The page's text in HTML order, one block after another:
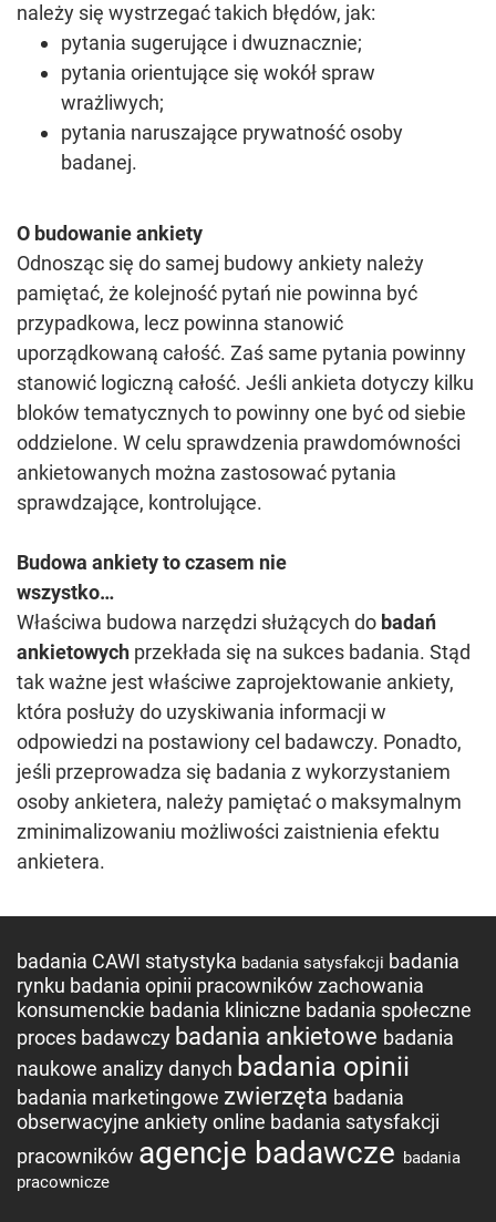
należy się wystrzegać takich błędów, jak:
pytania sugerujące i dwuznacznie;
pytania orientujące się wokół spraw
wrażliwych;
pytania naruszające prywatność osoby
badanej.
O budowanie ankiety
Odnosząc się do samej budowy ankiety należy
pamiętać, że kolejność pytań nie powinna być
przypadkowa, lecz powinna stanowić
uporządkowaną całość. Zaś same pytania powinny
stanowić logiczną całość. Jeśli ankieta dotyczy kilku
bloków tematycznych to powinny one być od siebie
oddzielone. W celu sprawdzenia prawdomówności
ankietowanych można zastosować pytania
sprawdzające, kontrolujące.
Budowa ankiety to czasem nie
wszystko…
Właściwa budowa narzędzi służących do badań
ankietowych przekłada się na sukces badania. Stąd
tak ważne jest właściwe zaprojektowanie ankiety,
która posłuży do uzyskiwania informacji w
odpowiedzi na postawiony cel badawczy. Ponadto,
jeśli przeprowadza się badania z wykorzystaniem
osoby ankietera, należy pamiętać o maksymalnym
zminimalizowaniu możliwości zaistnienia efektu
ankietera.
badania CAWI statystyka badania satysfakcji badania
rynku badania opinii pracowników zachowania
konsumenckie badania kliniczne badania społeczne
proces badawczy badania ankietowe badania
naukowe analizy danych badania opinii
badania marketingowe zwierzęta badania
obserwacyjne ankiety online badania satysfakcji
pracowników agencje badawcze badania
pracownicze